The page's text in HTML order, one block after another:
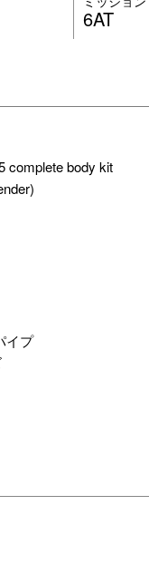
6AT
complete body kit
イプ